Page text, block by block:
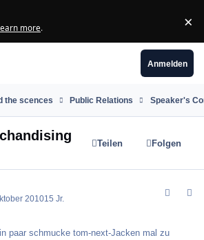
more. ×
Anmelden
the scences Public Relations Speaker's
Teilen Folgen
201015 Jr.
paar schmucke tom-next-Jacken mal zu